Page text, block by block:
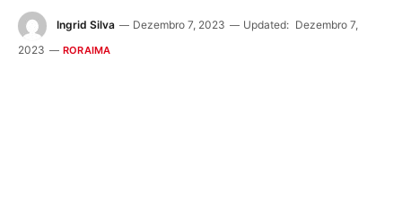
Ingrid Silva Dezembro 7, 2023 Updated: Dezembro 7,
2023
RORAIMA